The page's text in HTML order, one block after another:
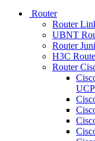
Router
Router
UBNT
Router
H3C
Router